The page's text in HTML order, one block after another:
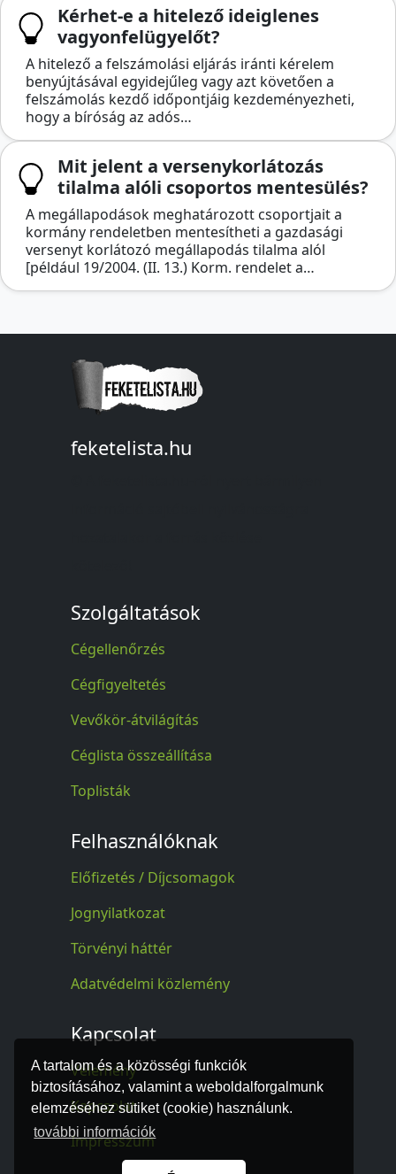
A tartalom és a közösségi funkciók
biztosításához, valamint a weboldalforgalmunk
elemzéséhez sütiket (cookie) használunk.
további információk
Kérhet-e a hitelező ideiglenes
vagyonfelügyelőt?
A hitelező a felszámolási eljárás iránti kérelem
benyújtásával egyidejűleg vagy azt követően a
felszámolás kezdő időpontjáig kezdeményezheti,
hogy a bíróság az adós…
Mit jelent a versenykorlátozás
tilalma alóli csoportos mentesülés?
A megállapodások meghatározott csoportjait a
kormány rendeletben mentesítheti a gazdasági
versenyt korlátozó megállapodás tilalma alól
[például 19/2004. (II. 13.) Korm. rendelet a…
feketelista.hu
Szolgáltatások
Cégellenőrzés
Cégfigyeltetés
Vevőkör-átvilágítás
Céglista összeállítása
Toplisták
Felhasználóknak
Előfizetés / Díjcsomagok
Jognyilatkozat
Törvényi háttér
Adatvédelmi közlemény
Kapcsolat
Vélemény
Kapcsolat
Impresszum